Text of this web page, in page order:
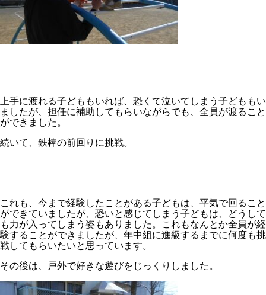
上手に渡れる子どももいれば、恐くて泣いてしまう子どももい
ましたが、担任に補助してもらいながらでも、全員が渡ること
ができました。
続いて、鉄棒の前回りに挑戦。
これも、今まで経験したことがある子どもは、平気で回ること
ができていましたが、恐いと感じてしまう子どもは、どうして
も力が入ってしまう姿もありました。これもなんとか全員が経
験することができましたが、年中組に進級するまでに何度も挑
戦してもらいたいと思っています。
その後は、戸外で好きな遊びをじっくりしました。